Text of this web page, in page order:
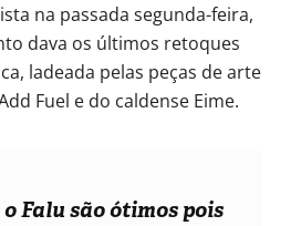
na passada segunda-feira,
dava os últimos retoques
ladeada pelas peças de arte
Fuel e do caldense Eime.
Falu são ótimos pois